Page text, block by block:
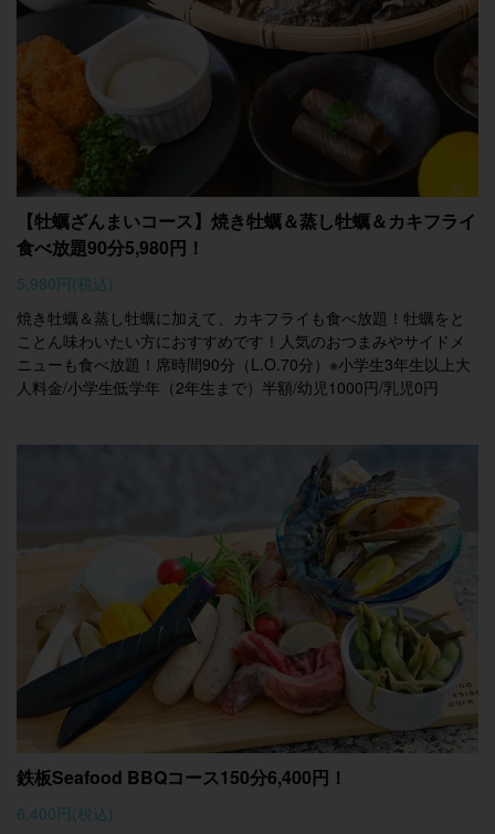
【牡蠣ざんまいコース】焼き牡蠣＆蒸し牡蠣＆カキフライ
食べ放題90分5,980円！
5,980円(税込)
焼き牡蠣＆蒸し牡蠣に加えて、カキフライも食べ放題！牡蠣をと
ことん味わいたい方におすすめです！人気のおつまみやサイドメ
ニューも食べ放題！席時間90分（L.O.70分）※小学生3年生以上大
人料金/小学生低学年（2年生まで）半額/幼児1000円/乳児0円
鉄板Seafood BBQコース150分6,400円！
6,400円(税込)